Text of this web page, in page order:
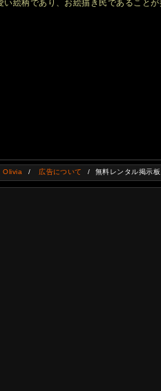
絵柄であり、お絵描き民であることが
Olivia / 広告について / 無料レンタル掲示板